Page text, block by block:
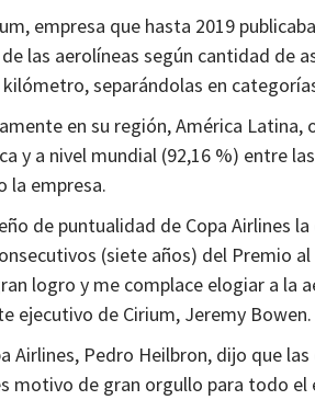
empresa que hasta 2019
las aerolíneas según cantidad de
separándolas en
en su región, América
y a nivel mundial (92,16 %) entre
la empresa.
de puntualidad de Copa Airlines
(siete años) del Premio
logro y me complace elogiar a la
ejecutivo de Cirium, Jeremy Bowen.
Airlines, Pedro Heilbron, dijo que
motivo de gran orgullo para todo